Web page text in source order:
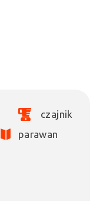
czajnik
parawan